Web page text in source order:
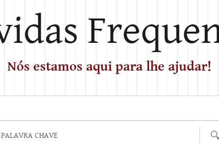
Nós estamos aqui para lhe ajudar!